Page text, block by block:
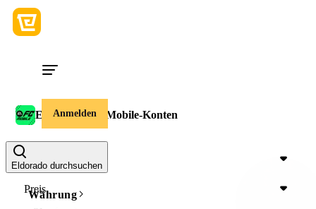
Anmelden
Eldorado durchsuchen
Währung
EA Sports FC Mobile-Konten
Device
Preis